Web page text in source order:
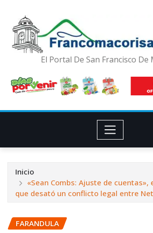
El Portal De San Francisco De
Inicio
«Sean Combs: Ajuste de cuentas»,
que desató un conflicto legal entre
FARANDULA